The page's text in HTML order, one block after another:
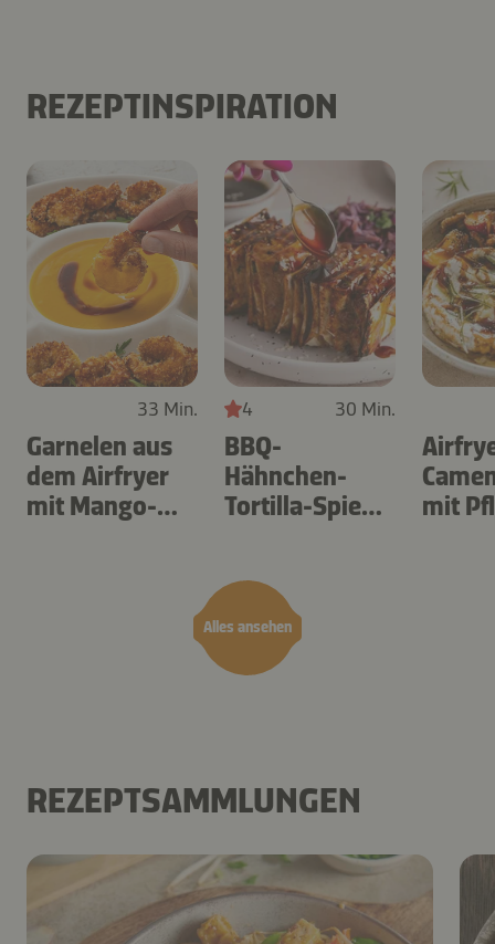
REZEPTINSPIRATION
Alles ansehen
33 Min.
Garnelen aus
dem Airfryer
mit Mango-
4 30 Min.
BBQ-
Hähnchen-
Tortilla-Spieße
mit
REZEPTSAMMLUNGEN